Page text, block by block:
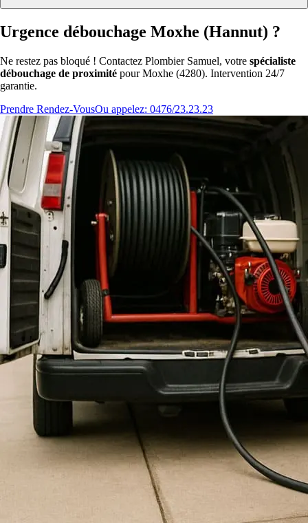
Urgence débouchage Moxhe (Hannut) ?
Ne restez pas bloqué ! Contactez Plombier Samuel, votre spécialiste
débouchage de proximité pour Moxhe (4280). Intervention 24/7
garantie.
Prendre Rendez-VousOu appelez: 0476/23.23.23